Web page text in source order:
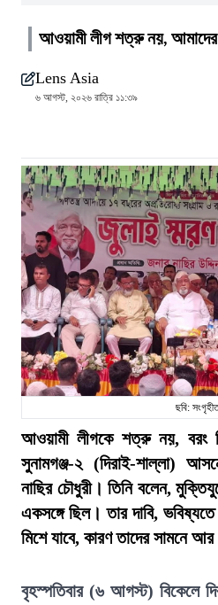
আওয়ামী লীগ শত্রু নয়, আমাদের
Lens Asia
৬ আগস্ট, ২০২৬ রাত্রি ১১:৩৯
ছবি:
আওয়ামী লীগকে শত্রু নয়, বরং
সুনামগঞ্জ-২ (দিরাই-শাল্লা)
নাছির চৌধুরী। তিনি বলেন,
একসঙ্গে ছিল। তার দাবি,
মিশে যাবে, কারণ তাদের সামনে
বৃহস্পতিবার (৬ আগস্ট) বিকেলে